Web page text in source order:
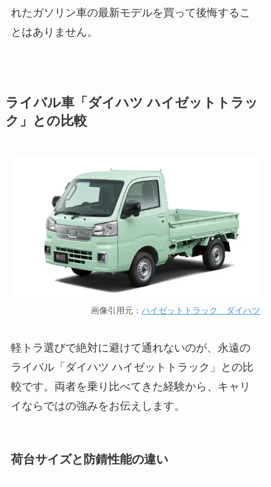
れたガソリン車の最新モデルを買って後悔するこ
とはありません。
ライバル車「ダイハツ ハイゼットトラッ
ク」との比較
画像引用元：ハイゼットトラック ダイハツ
軽トラ選びで絶対に避けて通れないのが、永遠の
ライバル「ダイハツ ハイゼットトラック」との比
較です。両者を乗り比べてきた経験から、キャリ
イならではの強みをお伝えします。
荷台サイズと防錆性能の違い